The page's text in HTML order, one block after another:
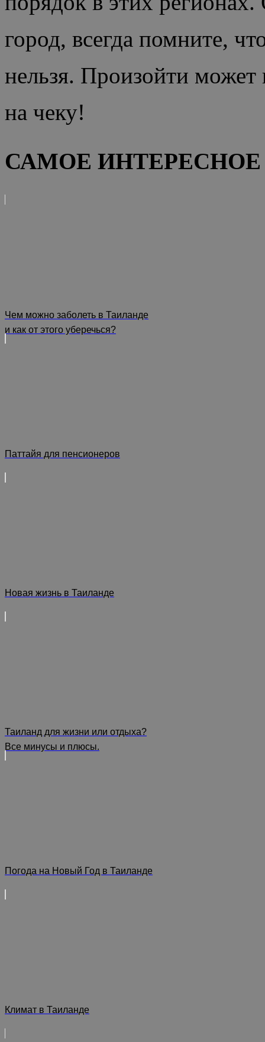
город, всегда помните,
нельзя. Произойти может
на чеку!
САМОЕ ИНТЕРЕСНОЕ
Чем можно заболеть в Таиланде
и как от этого уберечься?
Паттайя для пенсионеров
Новая жизнь в Таиланде
Таиланд для жизни или отдыха?
Все минусы и плюсы.
Погода на Новый Год в Таиланде
Климат в Таиланде